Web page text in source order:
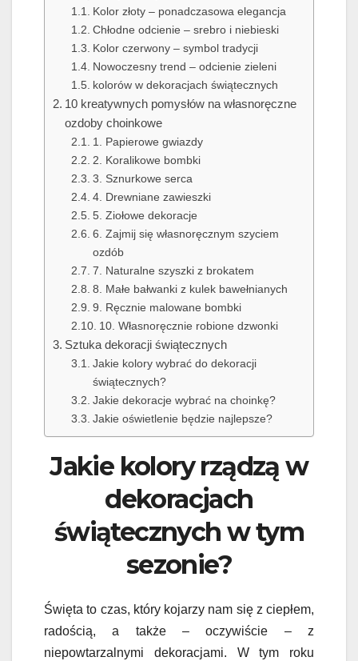
Kolor złoty – ponadczasowa elegancja
Chłodne odcienie – srebro i niebieski
Kolor czerwony – symbol tradycji
Nowoczesny trend – odcienie zieleni
kolorów w dekoracjach świątecznych
10 kreatywnych pomysłów na własnoręczne
ozdoby choinkowe
1. Papierowe gwiazdy
2. Koralikowe bombki
3. Sznurkowe serca
4. Drewniane zawieszki
5. Ziołowe dekoracje
6. Zajmij się własnoręcznym szyciem
ozdób
7. Naturalne szyszki z brokatem
8. Małe bałwanki z kulek bawełnianych
9. Ręcznie malowane bombki
10. Własnoręcznie robione dzwonki
Sztuka dekoracji świątecznych
Jakie kolory wybrać do dekoracji
świątecznych?
Jakie dekoracje wybrać na choinkę?
Jakie oświetlenie będzie najlepsze?
Jakie kolory rządzą w
dekoracjach
świątecznych w tym
sezonie?
Święta to czas, który kojarzy nam się z ciepłem,
radością, a także – oczywiście – z
niepowtarzalnymi dekoracjami. W tym roku